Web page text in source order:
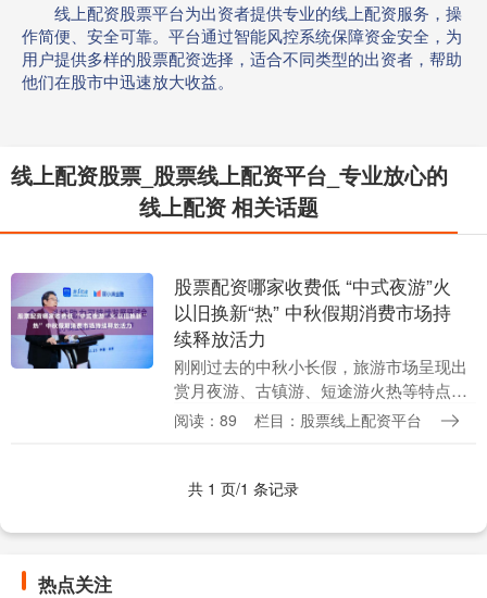
线上配资股票平台为出资者提供专业的线上配资服务，操
作简便、安全可靠。平台通过智能风控系统保障资金安全，为
用户提供多样的股票配资选择，适合不同类型的出资者，帮助
他们在股市中迅速放大收益。
线上配资股票_股票线上配资平台_专业放心的
线上配资 相关话题
股票配资哪家收费低 “中式夜游”火
以旧换新“热” 中秋假期消费市场持
续释放活力
刚刚过去的中秋小长假，旅游市场呈现出
赏月夜游、古镇游、短途游火热等特点，
多地还举办了大宗商品以旧换新促销活
阅读：89 栏目：股票线上配资平台
共 1 页/1 条记录
热点关注